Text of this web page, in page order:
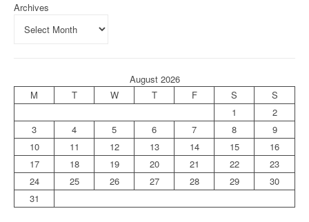
Archives
August 2026
M
T W T F S
S
1
2
3
4 5 6 7 8
9
10
11 12 13 14 15
16
17
18 19 20 21 22
23
24
25 26 27 28 29
30
31